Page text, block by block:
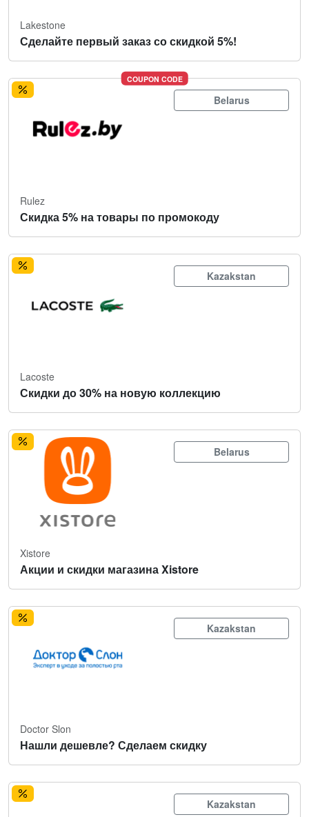
Lakestone
Сделайте первый заказ со скидкой 5%!
COUPON CODE
Belarus
Rulez
Скидка 5% на товары по промокоду
Kazakstan
Lacoste
Скидки до 30% на новую коллекцию
Belarus
Xistore
Акции и скидки магазина Xistore
Kazakstan
Doctor Slon
Нашли дешевле? Сделаем скидку
Kazakstan